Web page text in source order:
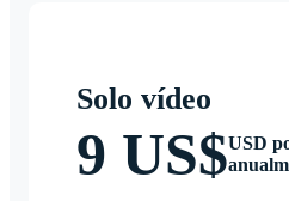
Solo vídeo
9 US$USD